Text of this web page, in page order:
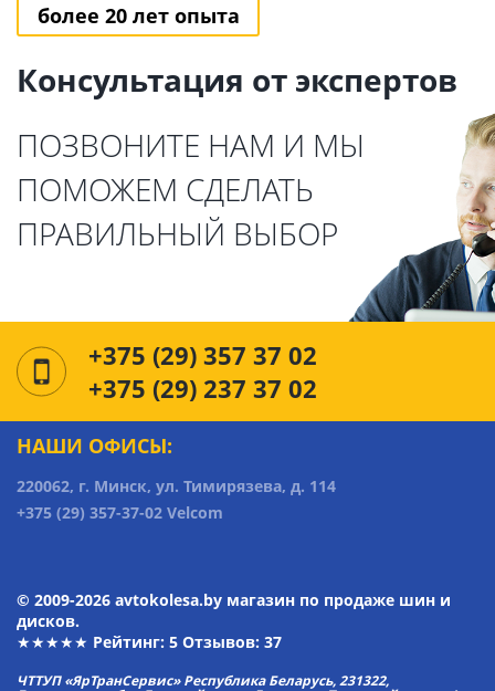
более 20 лет опыта
Консультация от экспертов
ПОЗВОНИТЕ НАМ И МЫ
ПОМОЖЕМ СДЕЛАТЬ
ПРАВИЛЬНЫЙ ВЫБОР
+375 (29) 357 37 02
+375 (29) 237 37 02
НАШИ ОФИСЫ:
220062, г. Минск, ул. Тимирязева, д. 114
+375 (29) 357-37-02 Velcom
© 2009-2026 avtokolesa.by магазин по продаже шин и
дисков.
★★★★★ Рейтинг: 5 Отзывов: 37
ЧТТУП «ЯрТранСервис» Республика Беларусь, 231322,